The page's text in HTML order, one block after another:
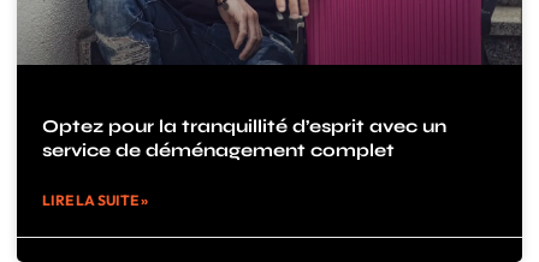
Optez pour la tranquillité d’esprit avec un
service de déménagement complet
LIRE LA SUITE »